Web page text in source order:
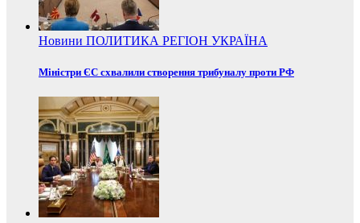
Новини ПОЛИТИКА РЕГІОН УКРАЇНА
Міністри ЄС схвалили створення трибуналу проти РФ